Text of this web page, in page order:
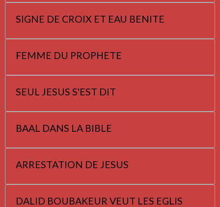
SIGNE DE CROIX ET EAU BENITE
FEMME DU PROPHETE
SEUL JESUS S'EST DIT
BAAL DANS LA BIBLE
ARRESTATION DE JESUS
DALID BOUBAKEUR VEUT LES EGLIS